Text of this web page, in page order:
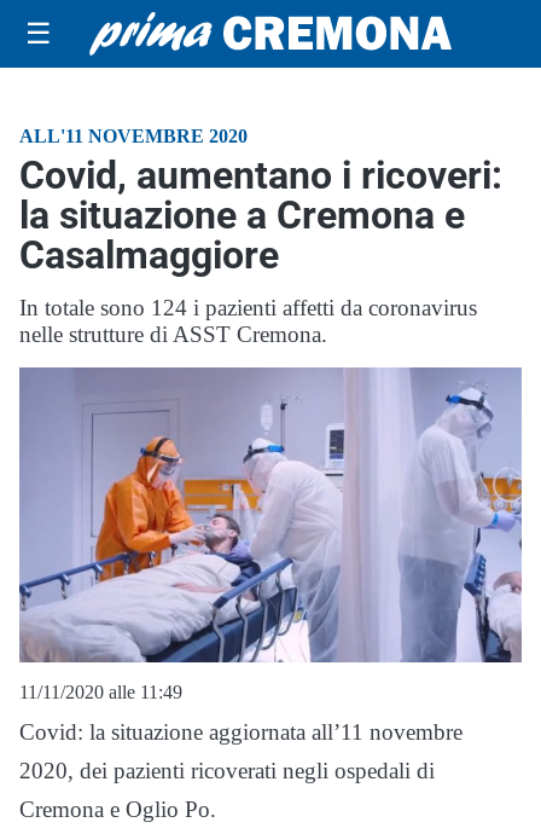
☰
ALL'11 NOVEMBRE 2020
Covid, aumentano i ricoveri:
la situazione a Cremona e
Casalmaggiore
In totale sono 124 i pazienti affetti da coronavirus
nelle strutture di ASST Cremona.
11/11/2020 alle 11:49
Covid: la situazione aggiornata all’11 novembre
2020, dei pazienti ricoverati negli ospedali di
Cremona e Oglio Po.